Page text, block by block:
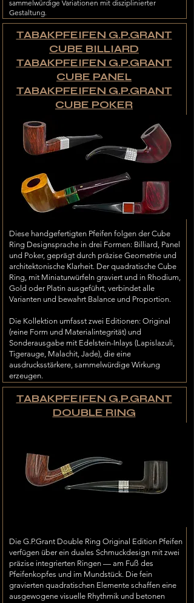
sammelwürdige Variationen mit disziplinierter
Gestaltung.
TABAKPFEIFEN G.P.GRANT
CUBE BILLIARD
TABAKPFEIFEN G.P.GRANT
CUBE PANEL
TABAKPFEIFEN G.P.GRANT
CUBE POKER
Diese handgefertigten Pfeifen folgen der Cube
Ring Designsprache in drei Formen: Billiard, Panel
und Poker, geprägt durch präzise Geometrie und
architektonische Klarheit. Der quadratische Cube
Ring, mit Miniaturwürfeln graviert und in Rhodium,
Gold oder Platin ausgeführt, verbindet alle
Varianten und bewahrt Balance und Proportion.
Die Kollektion umfasst zwei Editionen: Original
(reine Form und Materialintegrität) und
Sonderausgabe mit Edelstein-Inlays (Lapislazuli,
Tigerauge, Malachit, Jade), die eine
ausdrucksstärkere, sammelwürdige Wirkung
erzeugen.
TABAKPFEIFEN G.P.GRANT
DOUBLE RING
Die G.P.Grant Double Ring Original Edition Pfeifen
verfügen über ein duales Schmuckdesign mit zwei
präzise integrierten Ringen — am Fuß des
Pfeifenkopfes und im Mundstück. Die fein
gravierten quadratischen Elemente schaffen eine
ausgewogene visuelle Rhythmik und betonen